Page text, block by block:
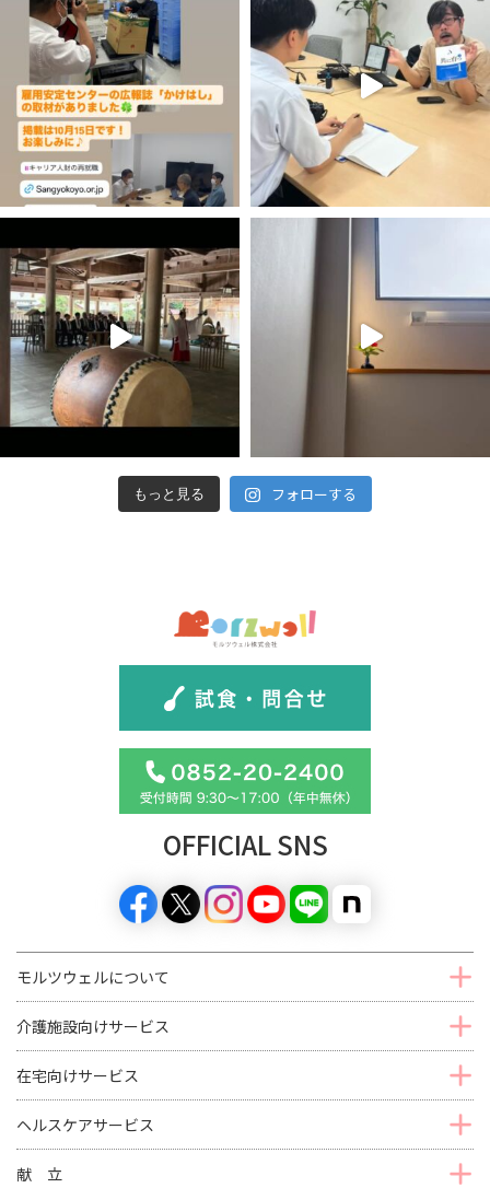
もっと見る フォローする
OFFICIAL SNS
モルツウェルについて
介護施設向けサービス
在宅向けサービス
ヘルスケアサービス
献 立